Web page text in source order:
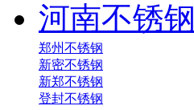
河南不锈钢
郑州不锈钢
新密不锈钢
新郑不锈钢
登封不锈钢